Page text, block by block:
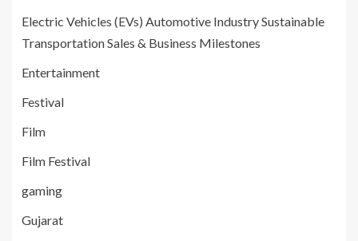
Electric Vehicles (EVs) Automotive Industry Sustainable
Transportation Sales & Business Milestones
Entertainment
Festival
Film
Film Festival
gaming
Gujarat